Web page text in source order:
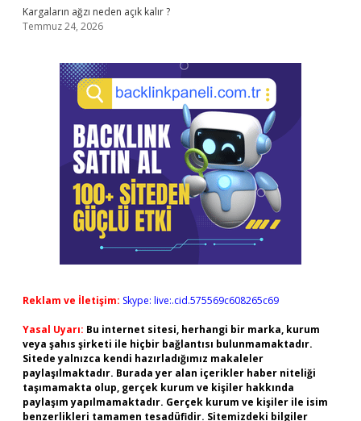
Kargaların ağzı neden açık kalır ?
Temmuz 24, 2026
Reklam ve İletişim: Skype: live:.cid.575569c608265c69
Yasal Uyarı: Bu internet sitesi, herhangi bir marka, kurum
veya şahıs şirketi ile hiçbir bağlantısı bulunmamaktadır.
Sitede yalnızca kendi hazırladığımız makaleler
paylaşılmaktadır. Burada yer alan içerikler haber niteliği
taşımamakta olup, gerçek kurum ve kişiler hakkında
paylaşım yapılmamaktadır. Gerçek kurum ve kişiler ile isim
benzerlikleri tamamen tesadüfidir. Sitemizdeki bilgiler